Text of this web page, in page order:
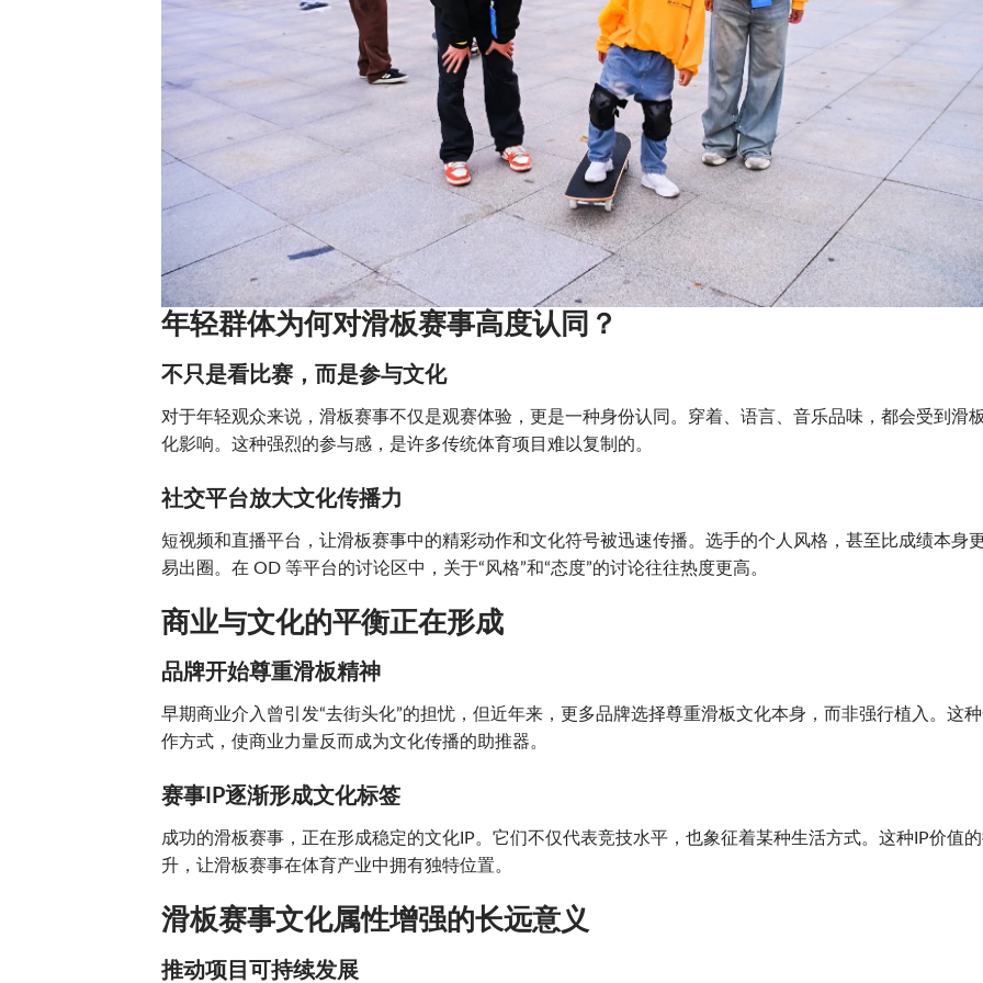
年轻群体为何对滑板赛事高度认同？
不只是看比赛，而是参与文化
对于年轻观众来说，滑板赛事不仅是观赛体验，更是一种身份认同。穿着、语言、音乐品味，都会受到滑
化影响。这种强烈的参与感，是许多传统体育项目难以复制的。
社交平台放大文化传播力
短视频和直播平台，让滑板赛事中的精彩动作和文化符号被迅速传播。选手的个人风格，甚至比成绩本身
易出圈。在 OD 等平台的讨论区中，关于“风格”和“态度”的讨论往往热度更高。
商业与文化的平衡正在形成
品牌开始尊重滑板精神
早期商业介入曾引发“去街头化”的担忧，但近年来，更多品牌选择尊重滑板文化本身，而非强行植入。这
作方式，使商业力量反而成为文化传播的助推器。
赛事IP逐渐形成文化标签
成功的滑板赛事，正在形成稳定的文化IP。它们不仅代表竞技水平，也象征着某种生活方式。这种IP价值
升，让滑板赛事在体育产业中拥有独特位置。
滑板赛事文化属性增强的长远意义
推动项目可持续发展